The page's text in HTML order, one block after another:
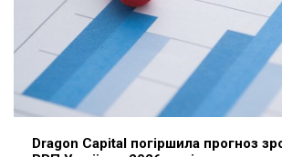
Dragon Capital погіршила прогноз